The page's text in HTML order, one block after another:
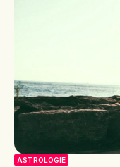
ASTROLOGIE